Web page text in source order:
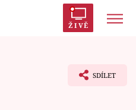
ŽIVĚ
SDÍLET